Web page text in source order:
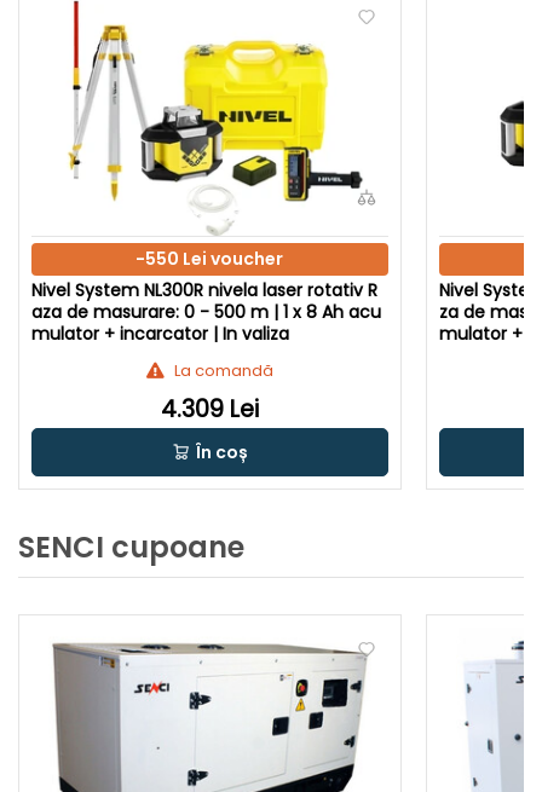
-550 Lei voucher
Nivel System NL300R nivela laser rotativ R
aza de masurare: 0 - 500 m | 1 x 8 Ah acu
mulator + incarcator | In valiza
La comandă
4.309 Lei
În coș
Nivel
za de
mulator +
SENCI cupoane